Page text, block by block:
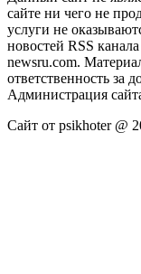
сайте ни чего не
услуги не
новостей RSS
newsru.com.
ответственность за
Администрация
Сайт от psikhoter @